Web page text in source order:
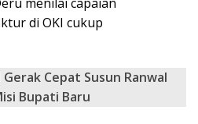
di OKI cukup
Gerak Cepat Susun Ranwal
Bupati Baru